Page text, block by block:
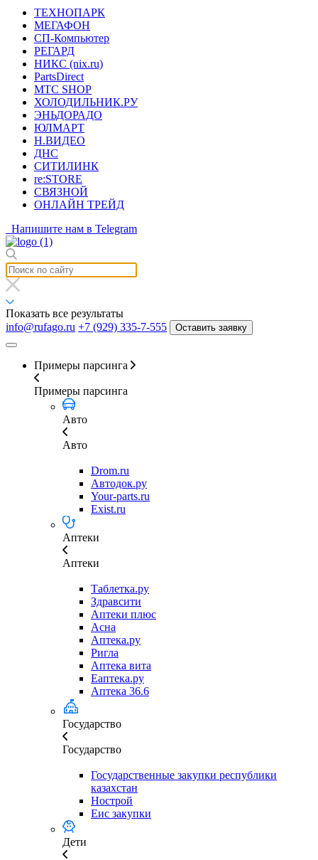
ТЕХНОПАРК
МЕГАФОН
СП-Компьютер
РЕГАРД
НИКС (nix.ru)
PartsDirect
МТС SHOP
ХОЛОДИЛЬНИК.РУ
ЭНЬДОРАДО
ЮЛМАРТ
Н.ВИДЕО
ДНС
СИТИЛИНК
re:STORE
СВЯЗНОЙ
ОНЛАЙН ТРЕЙД
Напишите нам в Telegram
Показать все результаты
info@rufago.ru +7 (929) 335-7-555 Оставить заявку
Примеры парсинга
Примеры парсинга
Авто
Авто
Drom.ru
Автодок.ру
Your-parts.ru
Exist.ru
Аптеки
Аптеки
Таблетка.ру
Здравсити
Аптеки плюс
Асна
Аптека.ру
Ригла
Аптека вита
Еаптека.ру
Аптека 36.6
Государство
Государство
Государственные закупки республики
казахстан
Нострой
Еис закупки
Дети